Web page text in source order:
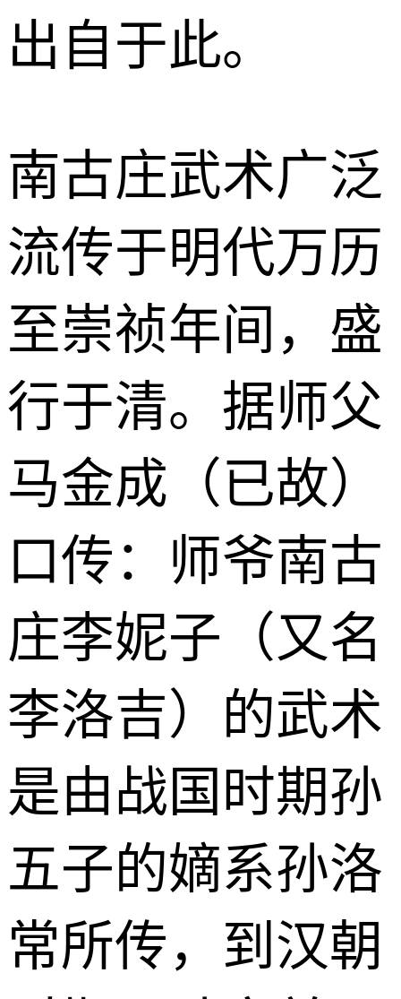
出自于此。
南古庄武术广泛
流传于明代万历
至崇祯年间，盛
行于清。据师父
马金成（已故）
口传：师爷南古
庄李妮子（又名
李洛吉）的武术
是由战国时期孙
五子的嫡系孙洛
常所传，到汉朝